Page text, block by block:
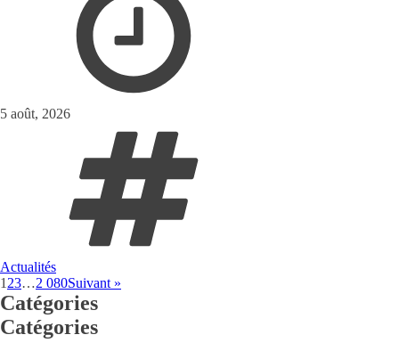
5 août, 2026
Actualités
1 23…2 080Suivant »
Catégories
Catégories